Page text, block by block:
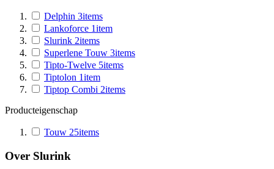
Delphin 3items
Lankoforce 1item
Slurink 2items
Superlene Touw 3items
Tipto-Twelve 5items
Tiptolon 1item
Tiptop Combi 2items
Producteigenschap
Touw 25items
Over Slurink